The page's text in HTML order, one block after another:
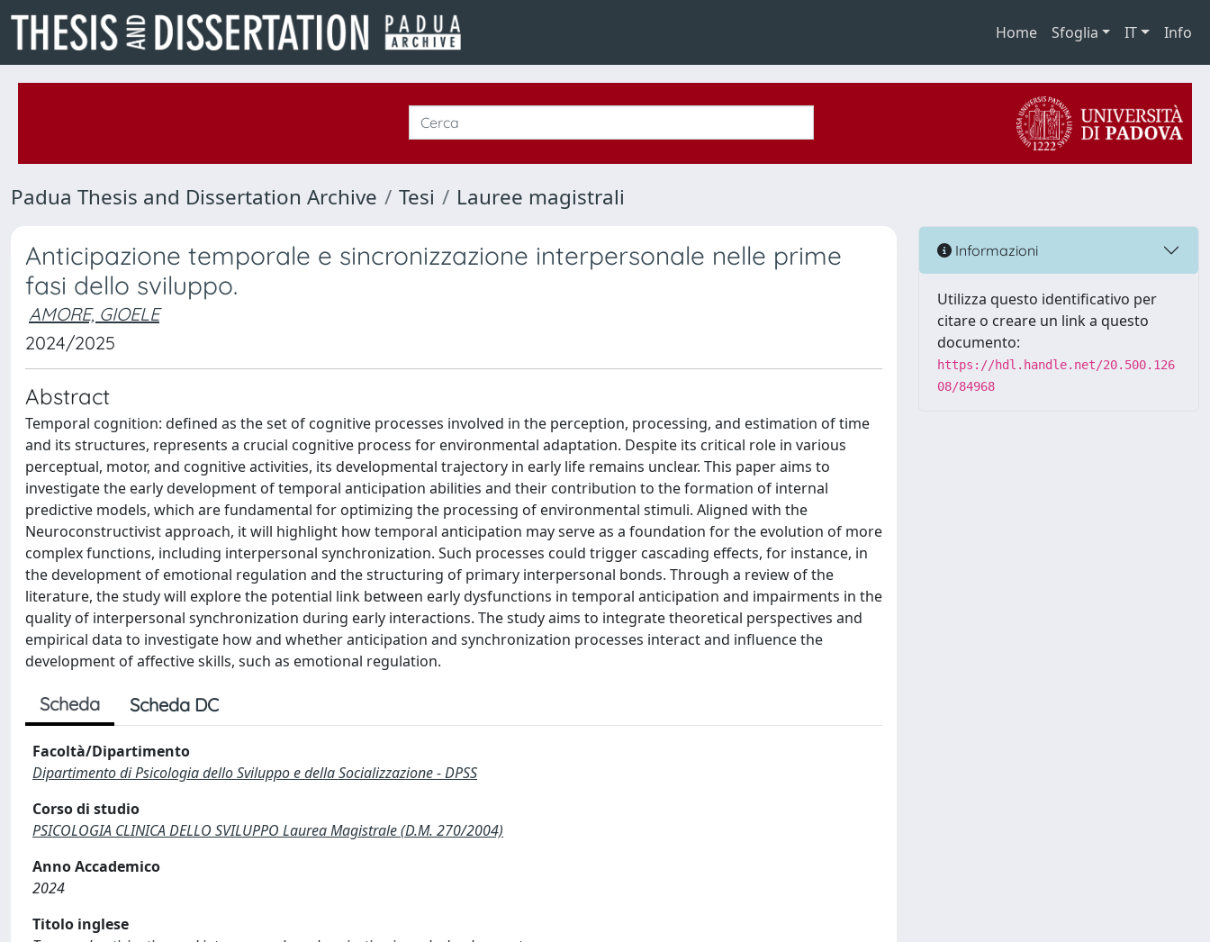
Home Sfoglia IT Info
Padua Thesis and Dissertation Archive Tesi Lauree magistrali
Anticipazione temporale e sincronizzazione interpersonale nelle prime
fasi dello sviluppo.
AMORE, GIOELE
2024/2025
Abstract
Temporal cognition: defined as the set of cognitive processes involved in the perception, processing, and estimation of time
and its structures, represents a crucial cognitive process for environmental adaptation. Despite its critical role in various
perceptual, motor, and cognitive activities, its developmental trajectory in early life remains unclear. This paper aims to
investigate the early development of temporal anticipation abilities and their contribution to the formation of internal
predictive models, which are fundamental for optimizing the processing of environmental stimuli. Aligned with the
Neuroconstructivist approach, it will highlight how temporal anticipation may serve as a foundation for the evolution of more
complex functions, including interpersonal synchronization. Such processes could trigger cascading effects, for instance, in
the development of emotional regulation and the structuring of primary interpersonal bonds. Through a review of the
literature, the study will explore the potential link between early dysfunctions in temporal anticipation and impairments in the
quality of interpersonal synchronization during early interactions. The study aims to integrate theoretical perspectives and
empirical data to investigate how and whether anticipation and synchronization processes interact and influence the
development of affective skills, such as emotional regulation.
Scheda Scheda DC
Facoltà/Dipartimento
Dipartimento di Psicologia dello Sviluppo e della Socializzazione - DPSS
Corso di studio
PSICOLOGIA CLINICA DELLO SVILUPPO Laurea Magistrale (D.M. 270/2004)
Anno Accademico
2024
Titolo inglese
Informazioni
Utilizza questo identificativo per
citare o creare un link a questo
documento:
https://hdl.handle.net/20.500.126
08/84968